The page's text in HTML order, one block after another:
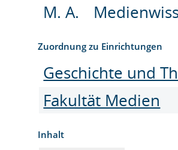
M. A.
Zuordnung zu Einrichtungen
Geschichte und
Fakultät Medien
Inhalt